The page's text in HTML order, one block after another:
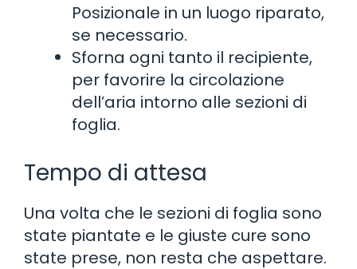
Posizionale in un luogo riparato,
se necessario.
Sforna ogni tanto il recipiente,
per favorire la circolazione
dell’aria intorno alle sezioni di
foglia.
Tempo di attesa
Una volta che le sezioni di foglia sono
state piantate e le giuste cure sono
state prese, non resta che aspettare.